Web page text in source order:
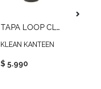
TAPA LOOP CLASSIC
KLEAN KANTEEN
$ 5.990